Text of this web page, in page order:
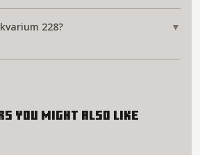
228? ▼
you might also like